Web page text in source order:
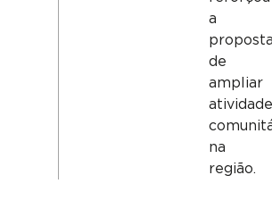
a
de
ampliar
na
região.